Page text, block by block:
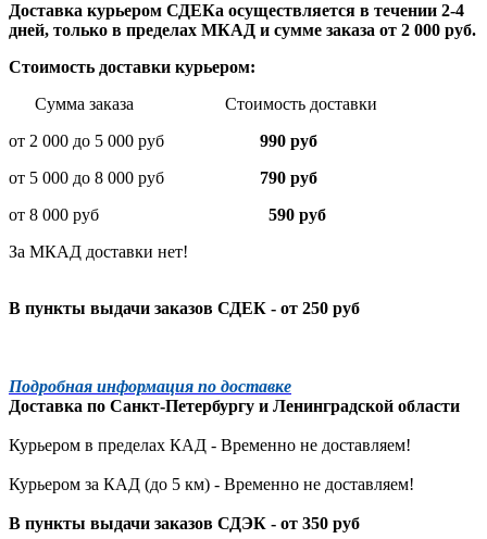
Доставка курьером СДЕКа осуществляется в течении 2-4
дней, только в пределах МКАД и сумме заказа от 2 000 руб.
Стоимость доставки курьером:
Сумма заказа Стоимость доставки
от 2 000 до 5 000 руб
990 руб
от 5 000 до 8 000 руб 790 руб
от 8 000 руб 590 руб
За МКАД доставки нет!
В пункты выдачи заказов СДЕК - от 250 руб
Подробная информация по доставке
Доставка по Санкт-Петербургу и Ленинградской области
Курьером в пределах КАД - Временно не доставляем!
Курьером за КАД (до 5 км) - Временно не доставляем!
В пункты выдачи заказов СДЭК - от 350 руб